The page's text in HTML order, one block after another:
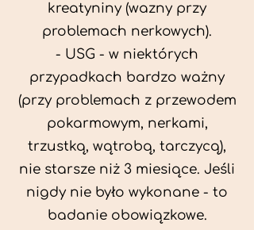
kreatyniny (wazny przy
problemach nerkowych).
- USG - w niektórych
przypadkach bardzo ważny
(przy problemach z przewodem
pokarmowym, nerkami,
trzustką, wątrobą, tarczycą),
nie starsze niż 3 miesiące. Jeśli
nigdy nie było wykonane - to
badanie obowiązkowe.